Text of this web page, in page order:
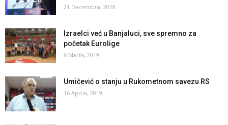
21 Decembra, 2018
Izraelci već u Banjaluci, sve spremno za
početak Eurolige
6 Marta, 2019
Umičević o stanju u Rukometnom savezu RS
16 Aprila, 2019